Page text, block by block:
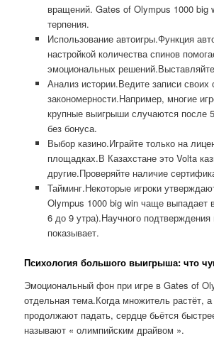
вращений. Gates of Olympus 1000 big
терпения.
Использование автоигры.Функция
настройкой количества спинов
эмоциональных
Анализ истории.Ведите записи своих
закономерности.Например, многие
крупные выигрыши случаются после
без бонуса.
Выбор казино.Играйте только на
площадках.В Казахстане это Volta
другие.Проверяйте наличие
Тайминг.Некоторые игроки
Olympus 1000 big win чаще выпадает
6 до 9 утра).Научного подтверждения
показывает.
Психология большого выигрыша: что
Эмоциональный фон при игре в Gates of
отдельная тема.Когда множитель растёт,
продолжают падать, сердце бьётся
называют « олимпийским драйвом ».